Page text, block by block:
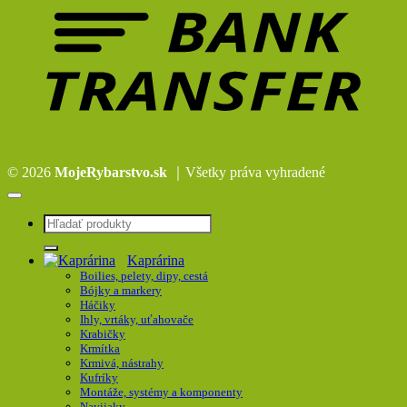
© 2026 MojeRybarstvo.sk ｜Všetky práva vyhradené
Hľadať:
Kaprárina
Boilies, pelety, dipy, cestá
Bójky a markery
Háčiky
Ihly, vrtáky, uťahovače
Krabičky
Krmítka
Krmivá, nástrahy
Kufríky
Montáže, systémy a komponenty